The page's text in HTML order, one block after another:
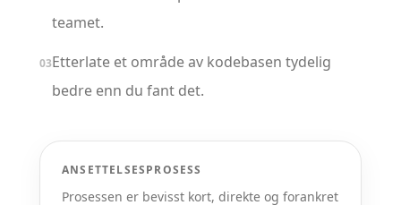
teamet.
03Etterlate et område av kodebasen tydelig
bedre enn du fant det.
ANSETTELSESPROSESS
Prosessen er bevisst kort, direkte og forankret